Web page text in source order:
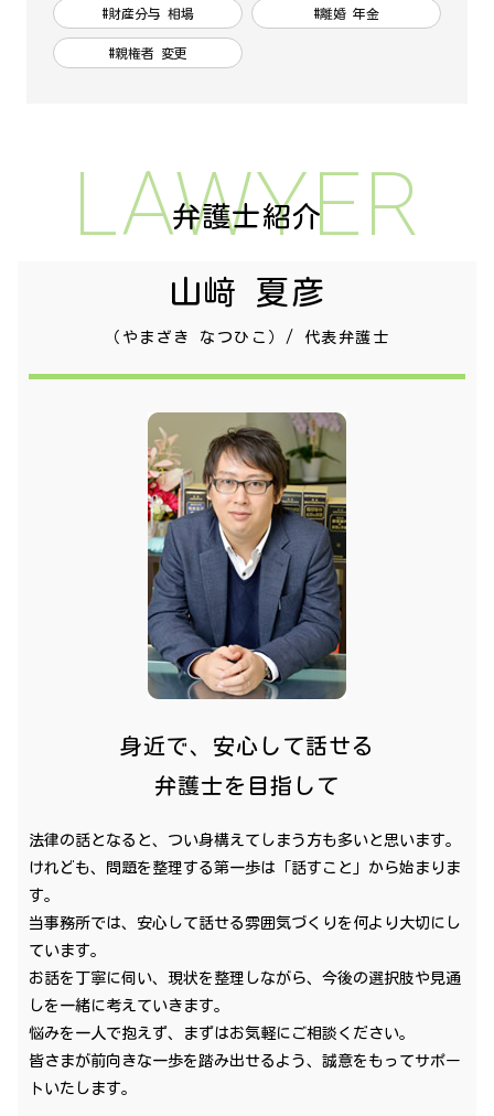
#財産分与 相場 #離婚 年金
#親権者 変更
LAWYER
弁護士紹介
山﨑 夏彦
（やまざき なつひこ）/ 代表弁護士
身近で、安心して話せる
弁護士を目指して
法律の話となると、つい身構えてしまう方も多いと思います。
けれども、問題を整理する第一歩は「話すこと」から始まりま
す。
当事務所では、安心して話せる雰囲気づくりを何より大切にし
ています。
お話を丁寧に伺い、現状を整理しながら、今後の選択肢や見通
しを一緒に考えていきます。
悩みを一人で抱えず、まずはお気軽にご相談ください。
皆さまが前向きな一歩を踏み出せるよう、誠意をもってサポー
トいたします。